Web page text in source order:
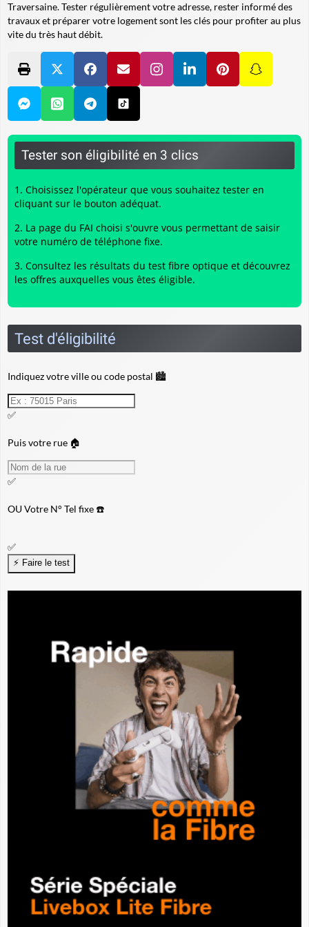
Traversaine. Tester régulièrement votre adresse, rester informé des
travaux et préparer votre logement sont les clés pour profiter au plus
vite du très haut débit.
Tester son éligibilité en 3 clics
Choisissez l'opérateur que vous souhaitez tester en
cliquant sur le bouton adéquat.
La page du FAI choisi s'ouvre vous permettant de saisir
votre numéro de téléphone fixe.
Consultez les résultats du test fibre optique et découvrez
les offres auxquelles vous êtes éligible.
Test d'éligibilité
Indiquez votre ville ou code postal 🏙️
✅
Puis votre rue 🏠
✅
OUVotre N° Tel fixe ☎️
✅